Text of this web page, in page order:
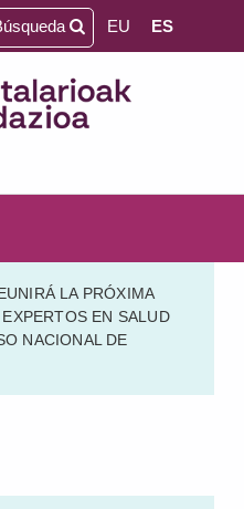
SALUD MENTAL | DISCAPACIDAD INTELECTUAL | NEURORREHABILITACIÓN Y DAÑO CEREBRAL | PERSONA MAYOR
EU ES
LA PRÓXIMA
EN SALUD
NACIONAL DE